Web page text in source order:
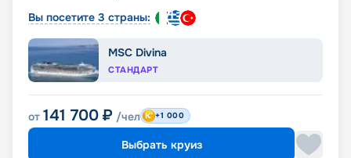
Вы посетите 3 страны:
MSC Divina
СТАНДАРТ
от 141 700 ₽ /чел +1 000
Выбрать круиз